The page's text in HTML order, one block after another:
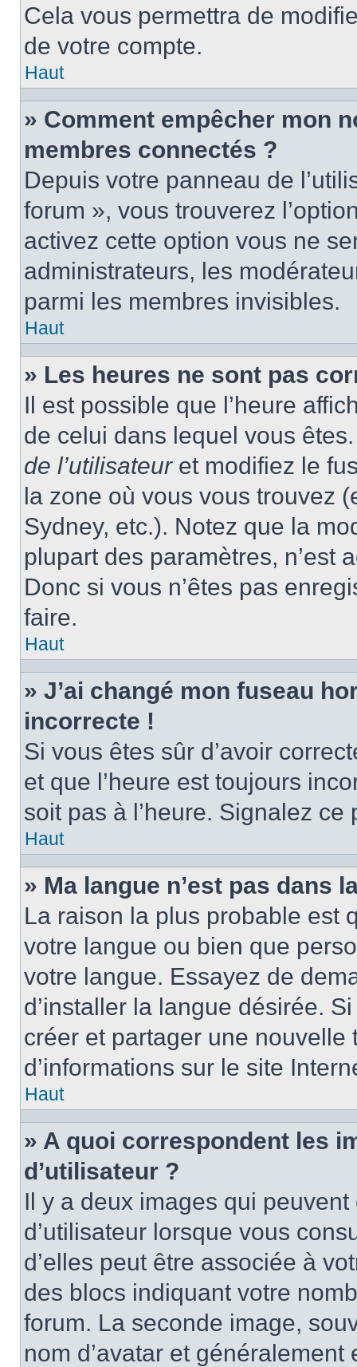
Cela vous permettra de
de votre compte.
Haut
» Comment empêcher mon
membres connectés ?
Depuis votre panneau de
forum », vous trouverez
activez cette option vous ne
administrateurs, les
parmi les membres invisibles.
Haut
» Les heures ne sont pas
Il est possible que l’heure
de celui dans lequel vous
de l’utilisateuret modifiez le
la zone où vous vous trouvez
Sydney, etc.). Notez que la
plupart des paramètres, n’est
Donc si vous n’êtes pas
faire.
Haut
» J’ai changé mon fuseau
incorrecte !
Si vous êtes sûr d’avoir
et que l’heure est toujours
soit pas à l’heure. Signalez
Haut
» Ma langue n’est pas dans
La raison la plus probable est
votre langue ou bien que
votre langue. Essayez de
d’installer la langue désirée.
créer et partager une
d’informations sur le site
Haut
» A quoi correspondent les
d’utilisateur ?
Il y a deux images qui
d’utilisateur lorsque vous
d’elles peut être associée à
des blocs indiquant votre
forum. La seconde image,
nom d’avatar et